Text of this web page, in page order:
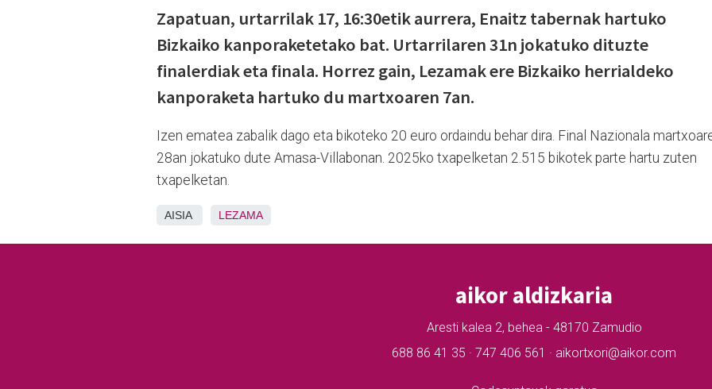
Zapatuan, urtarrilak 17, 16:30etik aurrera, Enaitz tabernak hartuko
Bizkaiko kanporaketetako bat. Urtarrilaren 31n jokatuko dituzte
finalerdiak eta finala. Horrez gain, Lezamak ere Bizkaiko herrialdeko
kanporaketa hartuko du martxoaren 7an.
Izen ematea zabalik dago eta bikoteko 20 euro ordaindu behar dira. Final Nazionala
28an jokatuko dute Amasa-Villabonan. 2025ko txapelketan 2.515 bikotek parte hartu zuten
txapelketan.
AISIA LEZAMA
aikor aldizkaria
Aresti kalea 2, behea - 48170 Zamudio
688 86 41 35 · 747 406 561 · aikortxori@aikor.com